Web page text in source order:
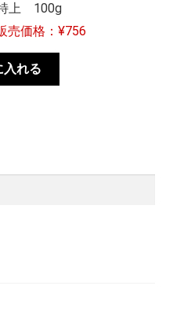
上 100g
¥756
入れる